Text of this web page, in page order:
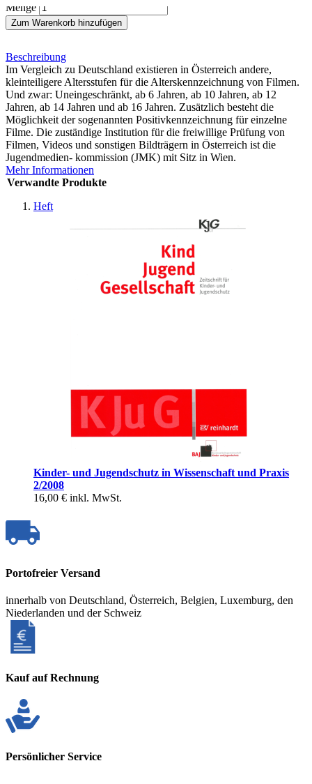
Menge
Zum Warenkorb hinzufügen
Beschreibung
Im Vergleich zu Deutschland existieren in Österreich andere,
kleinteiligere Altersstufen für die Alterskennzeichnung von Filmen.
Und zwar: Uneingeschränkt, ab 6 Jahren, ab 10 Jahren, ab 12
Jahren, ab 14 Jahren und ab 16 Jahren. Zusätzlich besteht die
Möglichkeit der sogenannten Positivkennzeichnung für einzelne
Filme. Die zuständige Institution für die freiwillige Prüfung von
Filmen, Videos und sonstigen Bildträgern in Österreich ist die
Jugendmedien- kommission (JMK) mit Sitz in Wien.
Mehr Informationen
Verwandte Produkte
Heft
Kinder- und Jugendschutz in Wissenschaft und Praxis
2/2008
16,00 € inkl. MwSt.
Portofreier Versand
innerhalb von Deutschland, Österreich, Belgien, Luxemburg, den
Niederlanden und der Schweiz
Kauf auf Rechnung
Persönlicher Service